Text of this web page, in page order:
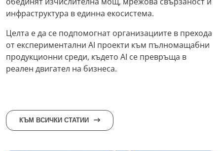
инфраструктура в единна екосистема.
Целта е да се подпомогнат организациите в прехода
от експериментални AI проекти към пълномащабни
продукционни среди, където AI се превръща в
реален двигател на бизнеса.
КЪМ ВСИЧКИ СТАТИИ